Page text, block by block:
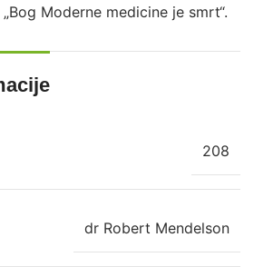
Moderne medicine je smrt“.
208
dr Robert Mendelson